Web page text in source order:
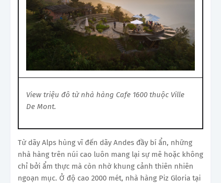
View triệu đô từ nhà hàng Cafe 1600 thuộc Ville
De Mont.
Từ dãy Alps hùng vĩ đến dãy Andes đầy bí ẩn, những
nhà hàng trên núi cao luôn mang lại sự mê hoặc không
chỉ bởi ẩm thực mà còn nhờ khung cảnh thiên nhiên
ngoạn mục. Ở độ cao 2000 mét, nhà hàng Piz Gloria tại